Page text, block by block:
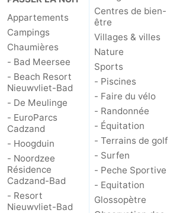
Appartements
Campings
Chaumières
- Bad Meersee
- Beach Resort
Nieuwvliet-Bad
- De Meulinge
- EuroParcs
Cadzand
- Hoogduin
- Noordzee
Résidence
Cadzand-Bad
- Resort
Nieuwvliet-Bad
Centres de bien-
être
Villages & villes
Nature
Sports
- Piscines
- Faire du vélo
- Randonnée
- Équitation
- Terrains de golf
- Surfen
- Peche Sportive
- Equitation
Glossopètre